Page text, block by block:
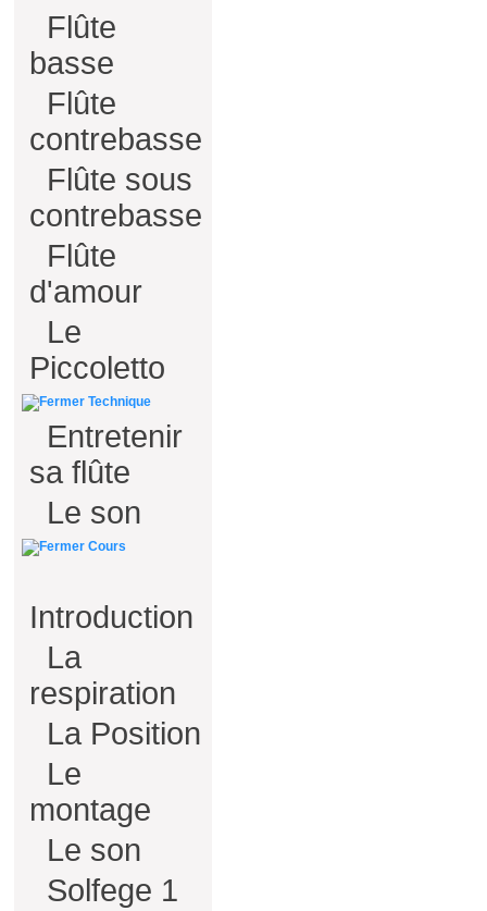
Flûte
basse
Flûte
contrebasse
Flûte sous
contrebasse
Flûte
d'amour
Le
Piccoletto
Technique
Entretenir
sa flûte
Le son
Cours
Introduction
La
respiration
La Position
Le
montage
Le son
Solfege 1